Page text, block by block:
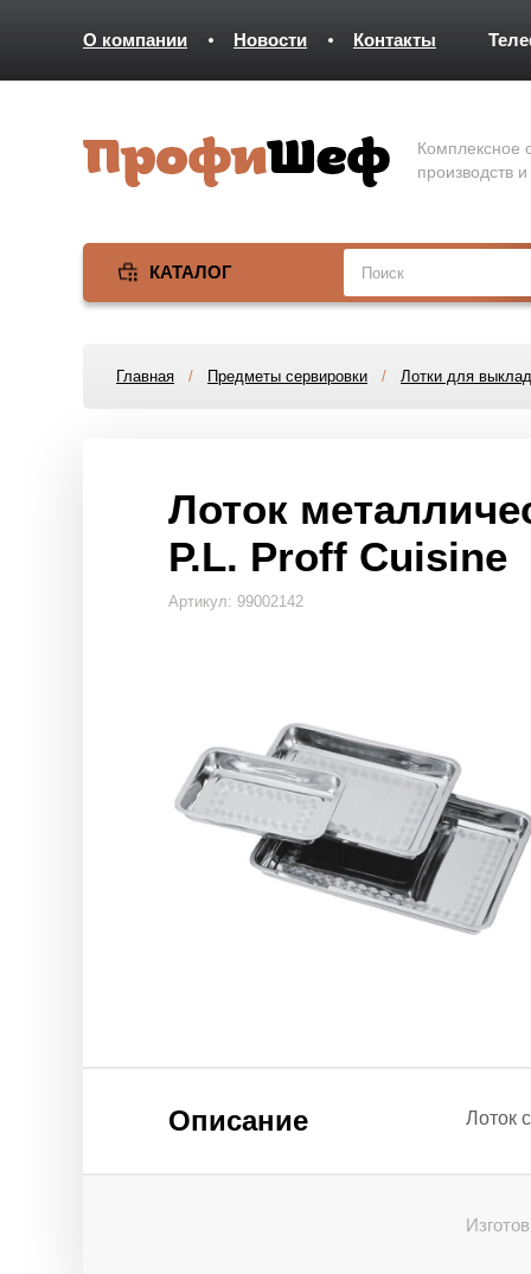
О компании Новости Контакты
Комплексное
производств
КАТАЛОГ
Главная / Предметы сервировки / Лотки для
Лоток
P.L. Proff Cuisine
Артикул: 99002142
Описание Лоток